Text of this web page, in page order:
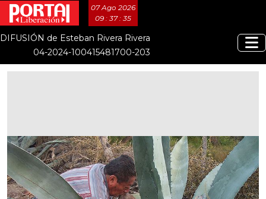
07 Ago 2026
09 : 37 : 35
DIFUSIÓN de Esteban Rivera Rivera
04-2024-100415481700-203